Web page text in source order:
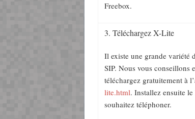
Freebox.
3. Téléchargez X-Lite
Il existe une grande variété
SIP. Nous vous
téléchargez gratuitement à
lite.html. Installez ensuite
souhaitez téléphoner.